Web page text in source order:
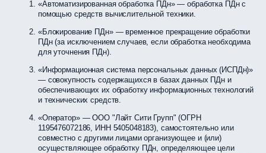
«Автоматизированная обработка ПДн» — обработка ПДн с
помощью средств вычислительной техники.
«Блокирование ПДн» — временное прекращение обработки
ПДн (за исключением случаев, если обработка необходима
для уточнения ПДн).
«Информационная система персональных данных (ИСПДн)»
— совокупность содержащихся в базах данных ПДн и
обеспечивающих их обработку информационных технологий
и технических средств.
«Оператор» — ООО "Лайт Сити Групп" (ОГРН
1195476072186, ИНН 5405048183), самостоятельно или
совместно с другими лицами организующее и (или)
осуществляющее обработку ПДн, определяющее цели